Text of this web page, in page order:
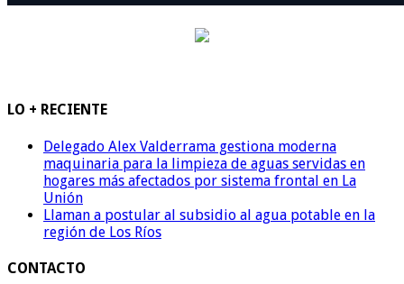
LO + RECIENTE
Delegado Alex Valderrama gestiona moderna
maquinaria para la limpieza de aguas servidas en
hogares más afectados por sistema frontal en La
Unión
Llaman a postular al subsidio al agua potable en la
región de Los Ríos
CONTACTO